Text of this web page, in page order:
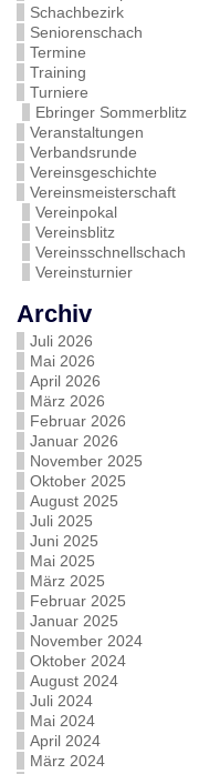
Schachbezirk
Seniorenschach
Termine
Training
Turniere
Ebringer Sommerblitz
Veranstaltungen
Verbandsrunde
Vereinsgeschichte
Vereinsmeisterschaft
Vereinpokal
Vereinsblitz
Vereinsschnellschach
Vereinsturnier
Archiv
Juli 2026
Mai 2026
April 2026
März 2026
Februar 2026
Januar 2026
November 2025
Oktober 2025
August 2025
Juli 2025
Juni 2025
Mai 2025
März 2025
Februar 2025
Januar 2025
November 2024
Oktober 2024
August 2024
Juli 2024
Mai 2024
April 2024
März 2024